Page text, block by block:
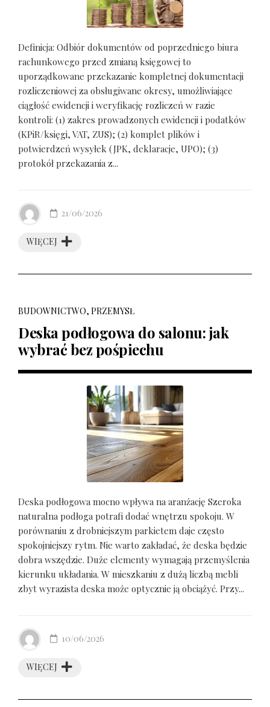
Definicja: Odbiór dokumentów od poprzedniego biura
rachunkowego przed zmianą księgowej to
uporządkowane przekazanie kompletnej dokumentacji
rozliczeniowej za obsługiwane okresy, umożliwiające
ciągłość ewidencji i weryfikację rozliczeń w razie
kontroli: (1) zakres prowadzonych ewidencji i podatków
(KPiR/księgi, VAT, ZUS); (2) komplet plików i
potwierdzeń wysyłek (JPK, deklaracje, UPO); (3)
protokół przekazania z...
WIĘCEJ
21/06/2026
BUDOWNICTWO, PRZEMYSŁ
Deska podłogowa do salonu: jak
wybrać bez pośpiechu
Deska podłogowa mocno wpływa na aranżację Szeroka
naturalna podłoga potrafi dodać wnętrzu spokoju. W
porównaniu z drobniejszym parkietem daje często
spokojniejszy rytm. Nie warto zakładać, że deska będzie
dobra wszędzie. Duże elementy wymagają przemyślenia
kierunku układania. W mieszkaniu z dużą liczbą mebli
zbyt wyrazista deska może optycznie ją obciążyć. Przy...
WIĘCEJ
10/06/2026